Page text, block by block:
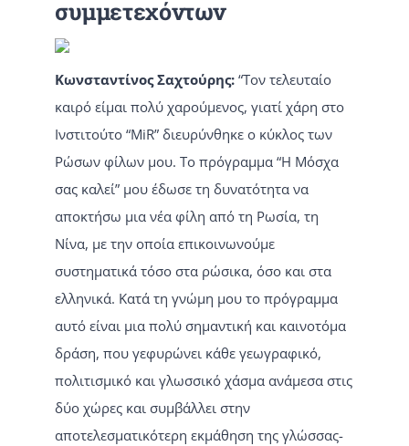
συμμετεχόντων
Κωνσταντίνος Σαχτούρης:“Τον τελευταίο
καιρό είμαι πολύ χαρούμενος, γιατί χάρη στο
Ινστιτούτο “MiR” διευρύνθηκε ο κύκλος των
Ρώσων φίλων μου. Το πρόγραμμα “Η Μόσχα
σας καλεί” μου έδωσε τη δυνατότητα να
αποκτήσω μια νέα φίλη από τη Ρωσία, τη
Νίνα, με την οποία επικοινωνούμε
συστηματικά τόσο στα ρώσικα, όσο και στα
ελληνικά. Κατά τη γνώμη μου το πρόγραμμα
αυτό είναι μια πολύ σημαντική και καινοτόμα
δράση, που γεφυρώνει κάθε γεωγραφικό,
πολιτισμικό και γλωσσικό χάσμα ανάμεσα στις
δύο χώρες και συμβάλλει στην
αποτελεσματικότερη εκμάθηση της γλώσσας-